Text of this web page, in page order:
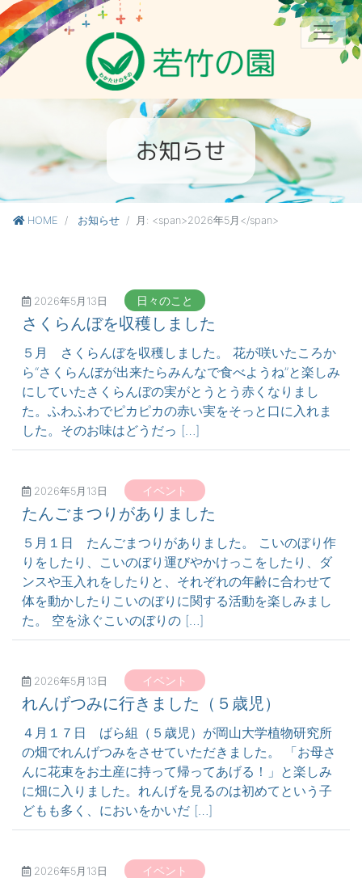
お知らせ
HOME お知らせ 月: <span>2026年5月</span>
2026年5月13日 日々のこと
さくらんぼを収穫しました
５月 さくらんぼを収穫しました。 花が咲いたころか
ら“さくらんぼが出来たらみんなで食べようね”と楽しみ
にしていたさくらんぼの実がとうとう赤くなりまし
た。ふわふわでピカピカの赤い実をそっと口に入れま
した。そのお味はどうだっ […]
2026年5月13日 イベント
たんごまつりがありました
５月１日 たんごまつりがありました。 こいのぼり作
りをしたり、こいのぼり運びやかけっこをしたり、ダ
ンスや玉入れをしたりと、それぞれの年齢に合わせて
体を動かしたりこいのぼりに関する活動を楽しみまし
た。 空を泳ぐこいのぼりの […]
2026年5月13日 イベント
れんげつみに行きました（５歳児）
４月１７日 ばら組（５歳児）が岡山大学植物研究所
の畑でれんげつみをさせていただきました。 「お母さ
んに花束をお土産に持って帰ってあげる！」と楽しみ
に畑に入りました。れんげを見るのは初めてという子
どもも多く、においをかいだ […]
2026年5月13日 イベント